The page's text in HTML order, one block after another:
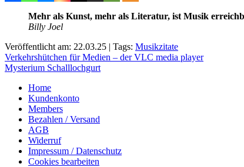
Mehr als Kunst, mehr als Literatur, ist Musik
Billy Joel
Veröffentlicht am: 22.03.25 | Tags: Musikzitate
Beitragsnavigation
Verkehrshütchen für Medien – der VLC media player
Mysterium Schalllochgurt
Home
Kundenkonto
Members
Bezahlen / Versand
AGB
Widerruf
Impressum / Datenschutz
Cookies bearbeiten